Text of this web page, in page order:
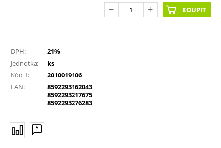
KOUPIT
DPH:
21%
Jednotka:
ks
Kód 1:
2010019106
EAN:
8592293162043
8592293217675
8592293276283